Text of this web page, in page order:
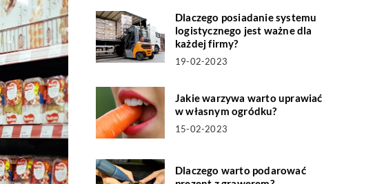
Dlaczego posiadanie systemu
logistycznego jest ważne dla
każdej firmy?
19-02-2023
Jakie warzywa warto uprawiać
w własnym ogródku?
15-02-2023
Dlaczego warto podarować